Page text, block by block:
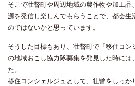
そこで壮瞥町や周辺地域の農作物や加工
源を発信し楽しんでもらうことで、都会生
のではないかと思っています。
そうした目標もあり、壮瞥町で「移住コン
の地域おこし協力隊募集を発見した時には
た。
移住コンシェルジュとして、壮瞥をしっか